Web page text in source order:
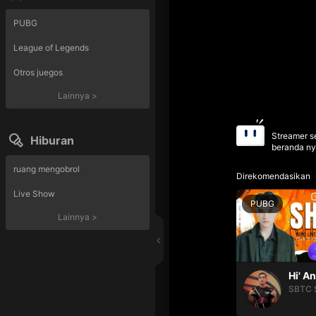
PUBG
League of Legends
Otros juegos
Lainnya >
Hiburan
ruang mengobrol
Live Show
Lainnya >
Streamer
beranda
Direkomendasikan
PUBG
Hi'
SBTC